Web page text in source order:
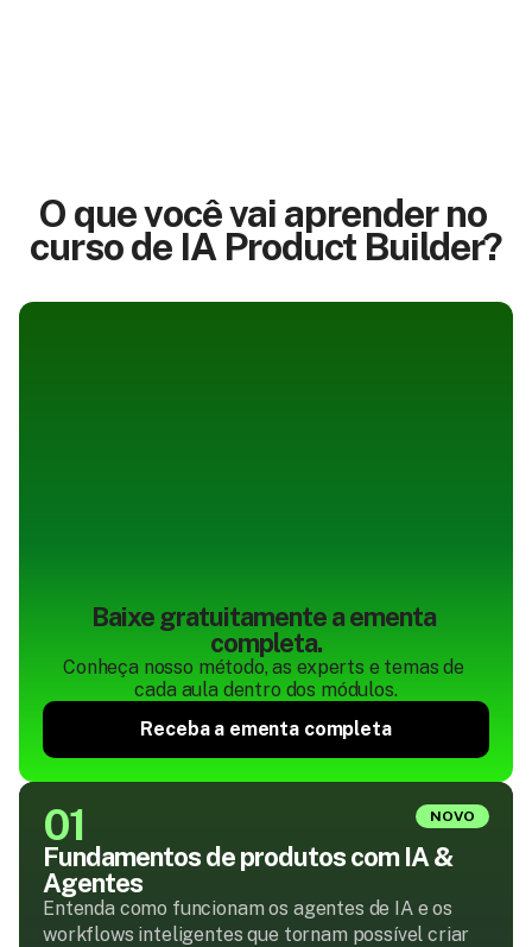
O que você vai aprender no
curso de IA Product Builder?
NOVO
01
Fundamentos de produtos com IA &
Agentes
Entenda como funcionam os agentes de IA e os
workflows inteligentes que tornam possível criar
Baixe gratuitamente a ementa
completa.
Conheça nosso método, as experts e temas de
cada aula dentro dos módulos.
Receba a ementa completa